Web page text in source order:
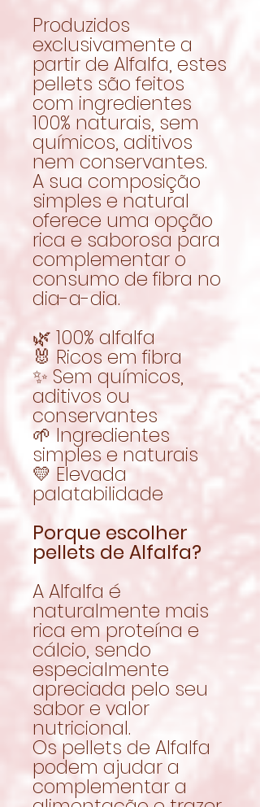
Produzidos
exclusivamente a
partir de Alfalfa, estes
pellets são feitos
com ingredientes
100% naturais, sem
químicos, aditivos
nem conservantes.
A sua composição
simples e natural
oferece uma opção
rica e saborosa para
complementar o
consumo de fibra no
dia-a-dia.
🌿 100% alfalfa
🐰 Ricos em fibra
✨ Sem químicos,
aditivos ou
conservantes
🌱 Ingredientes
simples e naturais
💛 Elevada
palatabilidade
Porque escolher
pellets de Alfalfa?
A Alfalfa é
naturalmente mais
rica em proteína e
cálcio, sendo
especialmente
apreciada pelo seu
sabor e valor
nutricional.
Os pellets de Alfalfa
podem ajudar a
complementar a